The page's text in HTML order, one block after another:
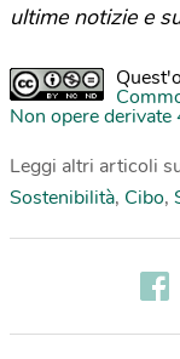
ultime notizie e
Non opere
Leggi altri articoli
Sostenibilità, Cibo,